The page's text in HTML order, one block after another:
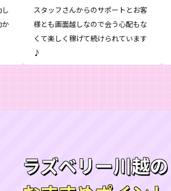
スタッフさんからのサポートとお客
様とも画面越しなので会う心配もな
くて楽しく稼げて続けられています
♪
ラズベリー川越の